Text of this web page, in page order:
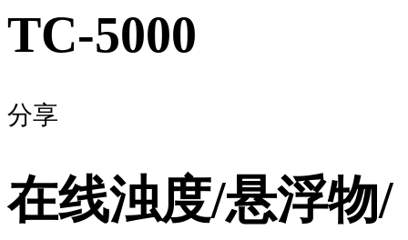
TC-5000
分享
在线浊度/悬浮物/